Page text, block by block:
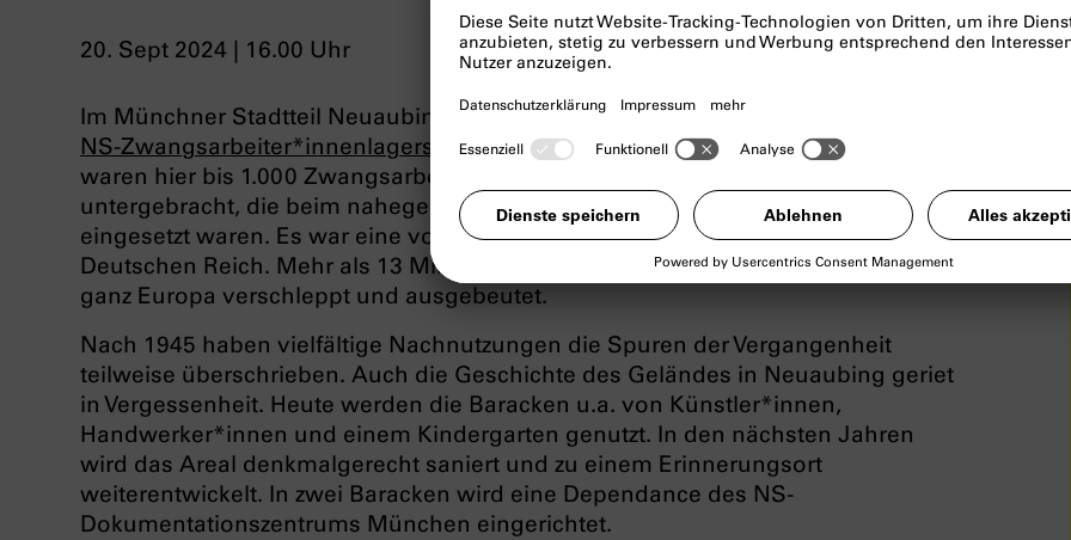
20. Sept 2024 | 16.00 Uhr
Im Münchner Stadtteil Neuaubing sind noch 8 Baracken eines
NS-Zwangsarbeiter*innenlagers
erhalten. Während des Zweiten Weltkriegs
waren hier bis 1.000 Zwangsarbeiter*innen aus unterschiedlichen Ländern
untergebracht, die beim nahegelegenen Ausbesserungswerk der Reichsbahn
eingesetzt waren. Es war eine von insgesamt 30.000 Massenunterkünften im
Deutschen Reich. Mehr als 13 Millionen Menschen wurden vom NS-Regime aus
ganz Europa verschleppt und ausgebeutet.
Nach 1945 haben vielfältige Nachnutzungen die Spuren der Vergangenheit
teilweise überschrieben. Auch die Geschichte des Geländes in Neuaubing geriet
in Vergessenheit. Heute werden die Baracken u.a. von Künstler*innen,
Handwerker*innen und einem Kindergarten genutzt. In den nächsten Jahren
wird das Areal denkmalgerecht saniert und zu einem Erinnerungsort
weiterentwickelt. In zwei Baracken wird eine Dependance des NS-
Dokumentationszentrums München eingerichtet.